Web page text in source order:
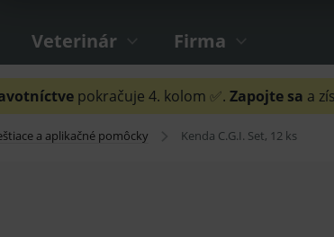
Veterinár Firma
pokračuje 4. kolom ✅. Zapojte sa a
a aplikačné pomôcky Kenda C.G.I. Set, 12 ks